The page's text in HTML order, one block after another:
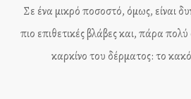
Σε ένα μικρό ποσοστό, όμως, είναι
πιο επιθετικές βλάβες και, πάρα
καρκίνο του δέρματος: το